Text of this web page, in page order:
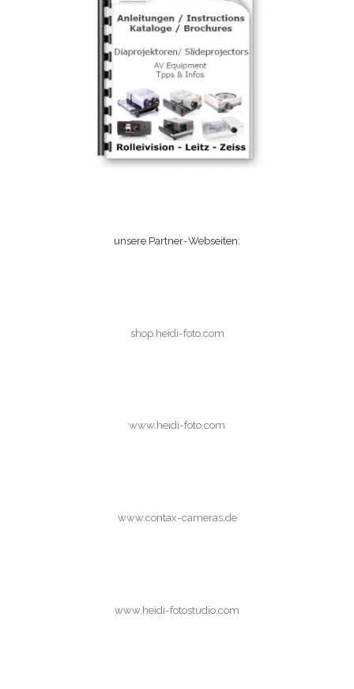
unsere Partner-Webseiten:
shop.heidi-foto.com
www.heidi-foto.com
www.contax-cameras.de
www.heidi-fotostudio.com